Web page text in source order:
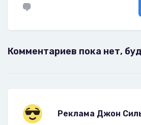
Комментариев пока нет,
Реклама Джон